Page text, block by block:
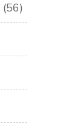
(56)